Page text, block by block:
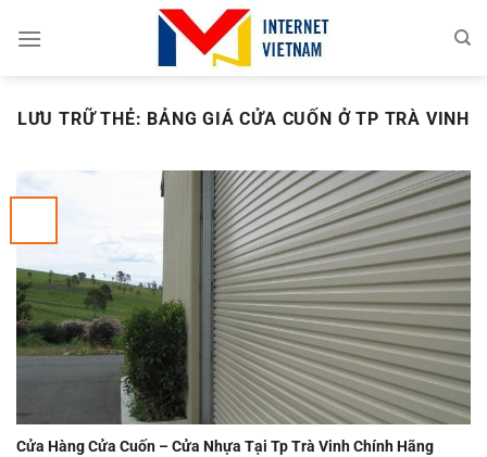
đến
LƯU TRỮ THẺ: BẢNG GIÁ CỬA CUỐN Ở TP TRÀ VINH
Cửa Hàng Cửa Cuốn – Cửa Nhựa Tại Tp Trà Vinh Chính Hãng